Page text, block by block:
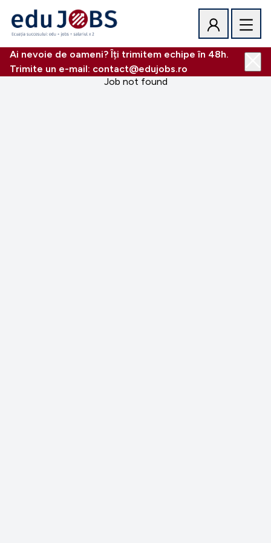
Ai nevoie de oameni? Îți trimitem echipe în 48h.
Trimite un e-mail: contact@edujobs.ro
Job not found